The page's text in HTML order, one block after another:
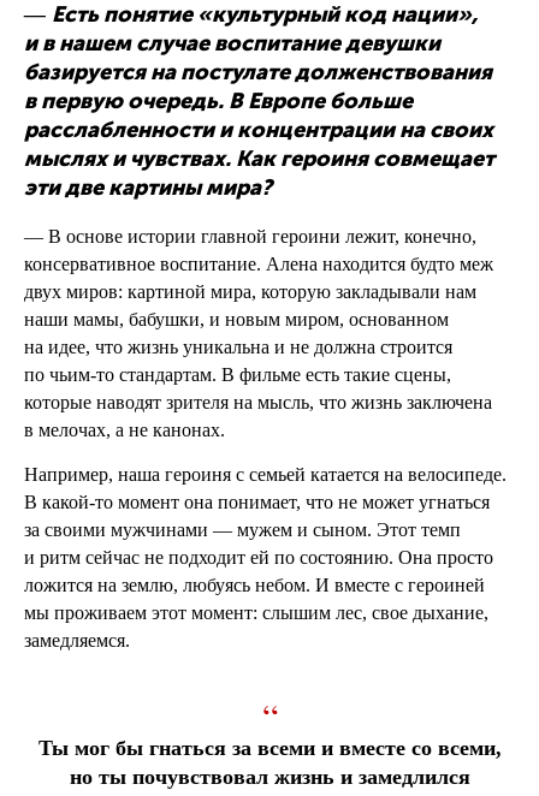
— Есть понятие «культурный код нации»,
и в нашем случае воспитание девушки
базируется на постулате долженствования
в первую очередь. В Европе больше
расслабленности и концентрации на своих
мыслях и чувствах. Как героиня совмещает
эти две картины мира?
— В основе истории главной героини лежит, конечно,
консервативное воспитание. Алена находится будто меж
двух миров: картиной мира, которую закладывали нам
наши мамы, бабушки, и новым миром, основанном
на идее, что жизнь уникальна и не должна строится
по чьим-то стандартам. В фильме есть такие сцены,
которые наводят зрителя на мысль, что жизнь заключена
в мелочах, а не канонах.
Например, наша героиня с семьей катается на велосипеде.
В какой-то момент она понимает, что не может угнаться
за своими мужчинами — мужем и сыном. Этот темп
и ритм сейчас не подходит ей по состоянию. Она просто
ложится на землю, любуясь небом. И вместе с героиней
мы проживаем этот момент: слышим лес, свое дыхание,
замедляемся.
“
Ты мог бы гнаться за всеми и вместе со всеми,
но ты почувствовал жизнь и замедлился